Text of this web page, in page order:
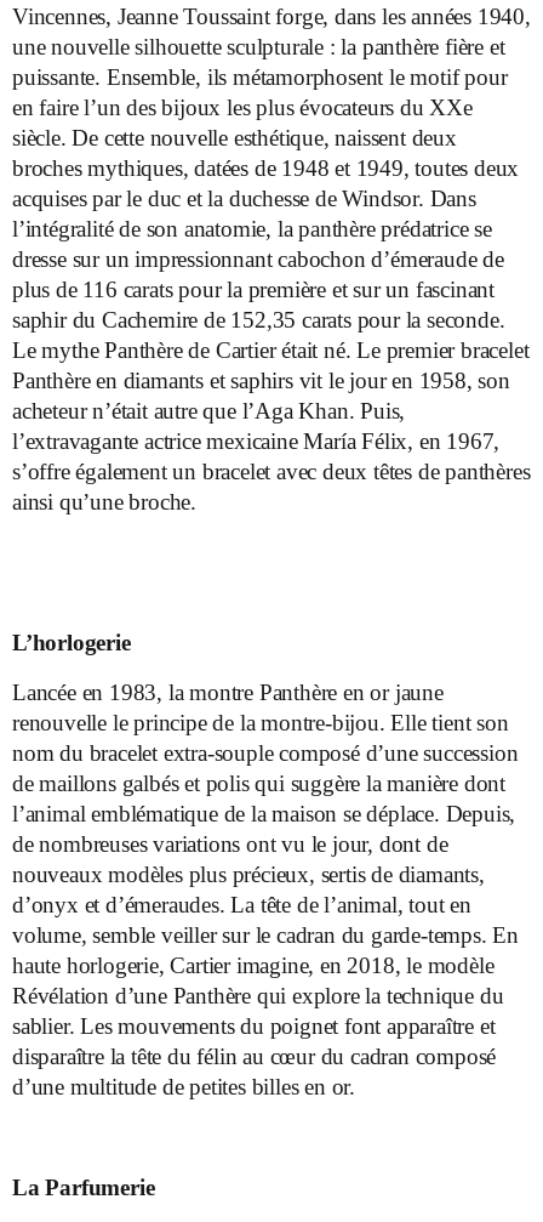
Vincennes, Jeanne Toussaint forge, dans les années 1940,
une nouvelle silhouette sculpturale : la panthère fière et
puissante. Ensemble, ils métamorphosent le motif pour
en faire l’un des bijoux les plus évocateurs du XXe
siècle. De cette nouvelle esthétique, naissent deux
broches mythiques, datées de 1948 et 1949, toutes deux
acquises par le duc et la duchesse de Windsor. Dans
l’intégralité de son anatomie, la panthère prédatrice se
dresse sur un impressionnant cabochon d’émeraude de
plus de 116 carats pour la première et sur un fascinant
saphir du Cachemire de 152,35 carats pour la seconde.
Le mythe Panthère de Cartier était né. Le premier bracelet
Panthère en diamants et saphirs vit le jour en 1958, son
acheteur n’était autre que l’Aga Khan. Puis,
l’extravagante actrice mexicaine María Félix, en 1967,
s’offre également un bracelet avec deux têtes de panthères
ainsi qu’une broche.
L’horlogerie
Lancée en 1983, la montre Panthère en or jaune
renouvelle le principe de la montre-bijou. Elle tient son
nom du bracelet extra-souple composé d’une succession
de maillons galbés et polis qui suggère la manière dont
l’animal emblématique de la maison se déplace. Depuis,
de nombreuses variations ont vu le jour, dont de
nouveaux modèles plus précieux, sertis de diamants,
d’onyx et d’émeraudes. La tête de l’animal, tout en
volume, semble veiller sur le cadran du garde-temps. En
haute horlogerie, Cartier imagine, en 2018, le modèle
Révélation d’une Panthère qui explore la technique du
sablier. Les mouvements du poignet font apparaître et
disparaître la tête du félin au cœur du cadran composé
d’une multitude de petites billes en or.
La Parfumerie